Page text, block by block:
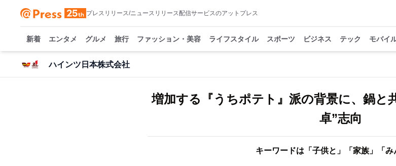
プレスリリース/ニュースリリース配信サービスのアットプレス
新着 エンタメ グルメ 旅行 ファッション・美容 ライフスタイル スポーツ ビジネス テック モバイ
ハインツ日本株式会社
増加する『うちポテト』派の背景に、鍋と
卓”志向
キーワードは「子供と」「家族」「み